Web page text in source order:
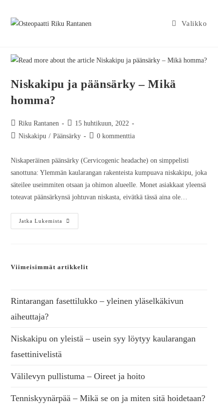
Valikko
Niskakipu ja päänsärky – Mikä
homma?
Riku Rantanen
15 huhtikuun, 2022
Niskakipu / Päänsärky 0 kommenttia
Niskaperäinen päänsärky (Cervicogenic headache) on simppelisti
sanottuna: Ylemmän kaularangan rakenteista kumpuava niskakipu, joka
säteilee useimmiten otsaan ja ohimon alueelle. Monet asiakkaat yleensä
toteavat päänsärkynsä johtuvan niskasta, eivätkä tässä aina ole…
Jatka Lukemista
Viimeisimmät artikkelit
Rintarangan fasettilukko – yleinen yläselkäkivun
aiheuttaja?
Niskakipu on yleistä – usein syy löytyy kaularangan
fasettinivelistä
Välilevyn pullistuma – Oireet ja hoito
Tenniskyynärpää – Mikä se on ja miten sitä hoidetaan?